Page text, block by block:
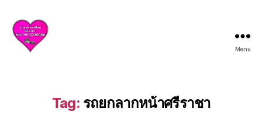
Menu
Tag: รถยกลากหน้าศรีราชา